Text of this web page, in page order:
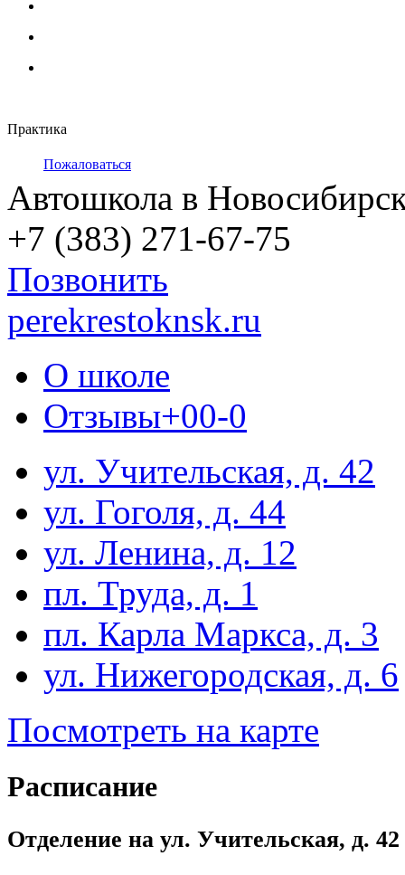
Практика
Пожаловаться
Автошкола в
+7 (383) 271-67-75
Позвонить
perekrestoknsk.ru
О школе
Отзывы+00-0
ул. Учительская, д. 42
ул. Гоголя, д. 44
ул. Ленина, д. 12
пл. Труда, д. 1
пл. Карла Маркса, д. 3
ул. Нижегородская, д. 6
Посмотреть на карте
Расписание
Отделение на ул. Учительская, д. 42